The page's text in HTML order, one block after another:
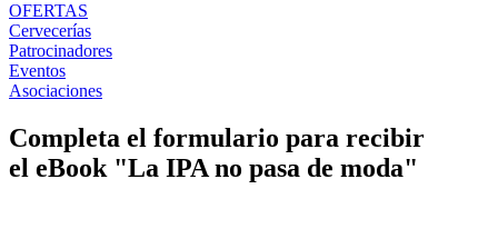
OFERTAS
Cervecerías
Patrocinadores
Eventos
Asociaciones
Completa el formulario para recibir
el eBook "La IPA no pasa de moda"